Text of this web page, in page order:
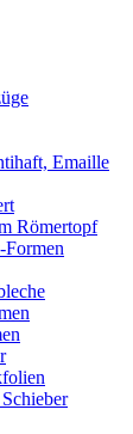
Emaille
Römertopf